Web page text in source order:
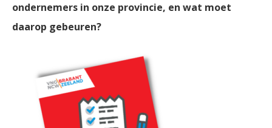
ondernemers in onze provincie, en wat moet
daarop gebeuren?